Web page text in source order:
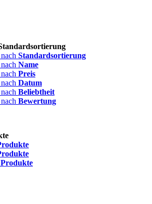
Standardsortierung
Name
Preis
Datum
Beliebtheit
Bewertung
Produkte